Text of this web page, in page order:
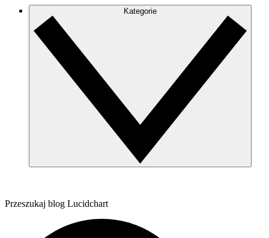
Kategorie
Przeszukaj blog Lucidchart